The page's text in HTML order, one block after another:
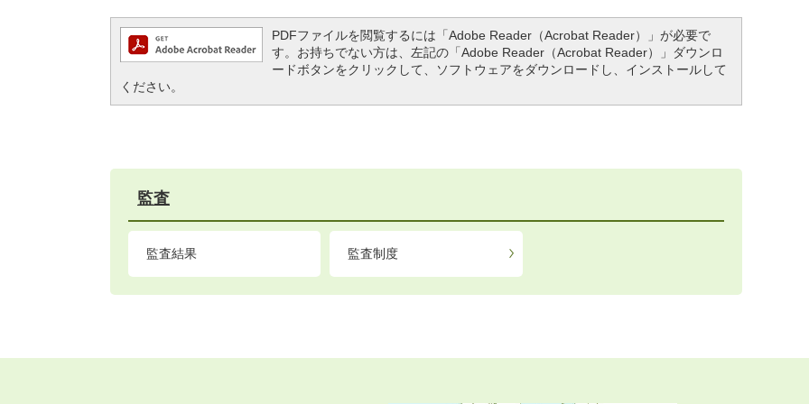
PDFファイルを閲覧するには「Adobe Reader（Acrobat Reader）」が必要で
す。お持ちでない方は、左記の「Adobe Reader（Acrobat Reader）」ダウンロ
ードボタンをクリックして、ソフトウェアをダウンロードし、インストールして
ください。
監査
監査結果 監査制度